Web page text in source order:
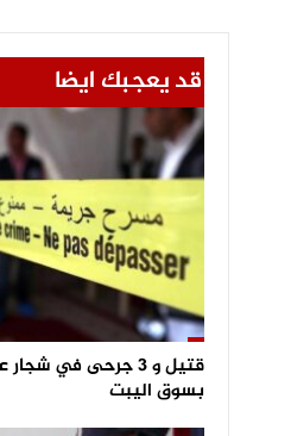
قد يعجبك ايضا
قتيل و 3 جرحى في
بسوق اليبت